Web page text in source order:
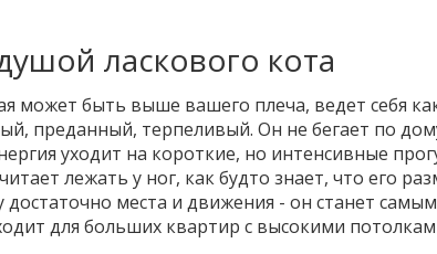
ласкового кота
может быть выше вашего плеча, ведет себя
преданный, терпеливый. Он не бегает по
уходит на короткие, но интенсивные
лежать у ног, как будто знает, что его
места и движения - он станет самым
для больших квартир с высокими